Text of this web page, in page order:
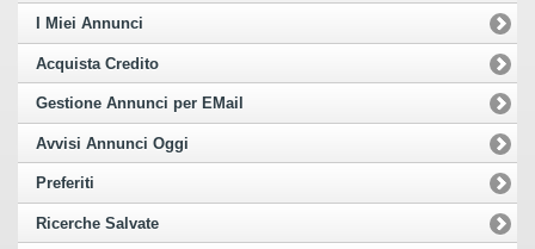
I Miei Annunci
Acquista Credito
Gestione Annunci per EMail
Avvisi Annunci Oggi
Preferiti
Ricerche Salvate